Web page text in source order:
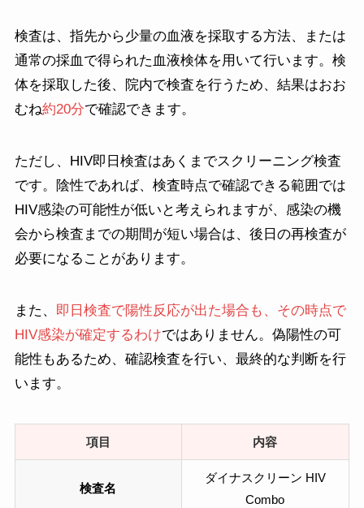
検査は、指先から少量の血液を採取する方法、または
通常の採血で得られた血液検体を用いて行います。検
体を採取した後、院内で検査を行うため、結果はおお
むね約20分で確認できます。
ただし、HIV即日検査はあくまでスクリーニング検査
です。陰性であれば、検査時点で確認できる範囲では
HIV感染の可能性が低いと考えられますが、感染の機
会から検査までの期間が短い場合は、後日の再検査が
必要になることがあります。
また、 即日検査で陽性反応が出た場合も、その時点で
HIV感染が確定するわけではありません。偽陽性の可
能性もあるため、確認検査を行い、最終的な判断を行
います。
項目 内容
検査名
ダイナスクリーン HIV
Combo